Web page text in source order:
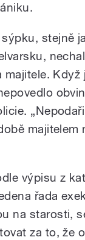
stejně
majitele.
majitelem
výpisu z
řada
na starosti,
za to, že